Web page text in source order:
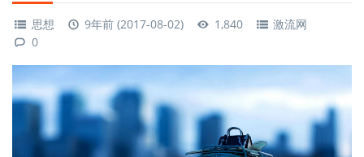
思想 9年前 (2017-08-02) 1,840
激流网
0